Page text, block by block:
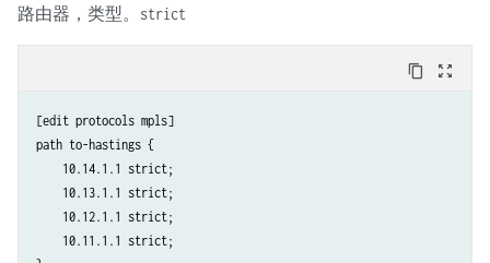
路由器，类型。
strict
content_copy zoom_out_map
[edit protocols mpls]
path to-hastings {
    10.14.1.1 strict;
    10.13.1.1 strict;
    10.12.1.1 strict;
    10.11.1.1 strict;